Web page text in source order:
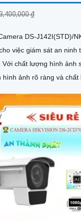
₫
DS-J142I(STD)/
việc giám sát an ninh
hình ảnh rõ ràng và